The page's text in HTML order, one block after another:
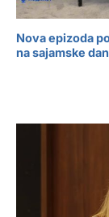
Nova epizoda
na sajamske